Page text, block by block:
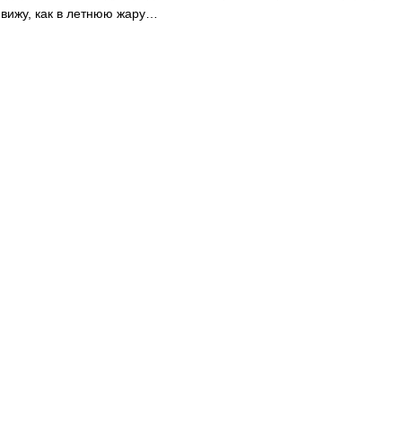
как в летнюю жару…